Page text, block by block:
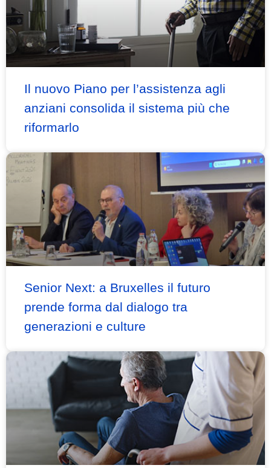
Il nuovo Piano per l’assistenza agli
anziani consolida il sistema più che
riformarlo
Senior Next: a Bruxelles il futuro
prende forma dal dialogo tra
generazioni e culture